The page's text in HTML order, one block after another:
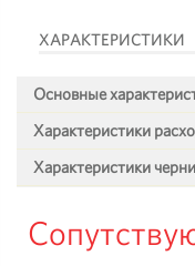
ХАРАКТЕРИСТИКИ
Основные
Характеристики
Характеристики